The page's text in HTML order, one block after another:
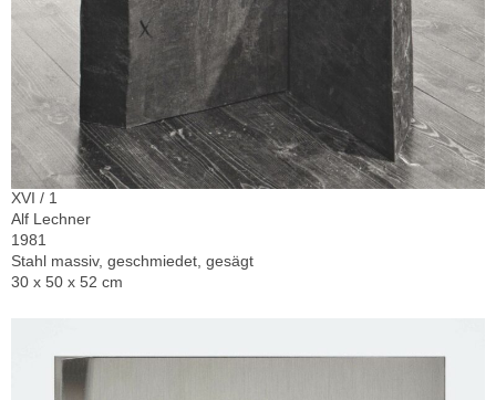
XVI / 1
Alf Lechner
1981
Stahl massiv, geschmiedet, gesägt
30 x 50 x 52 cm